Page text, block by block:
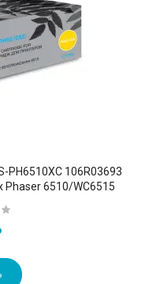
PH6510XC 106R03693
Phaser 6510/WC6515